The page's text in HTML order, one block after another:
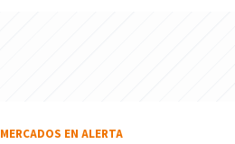
MERCADOS EN ALERTA